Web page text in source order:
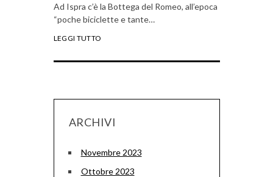
Ad Ispra c’è la Bottega del Romeo, all’epoca
“poche biciclette e tante…
LEGGI TUTTO
ARCHIVI
Novembre 2023
Ottobre 2023